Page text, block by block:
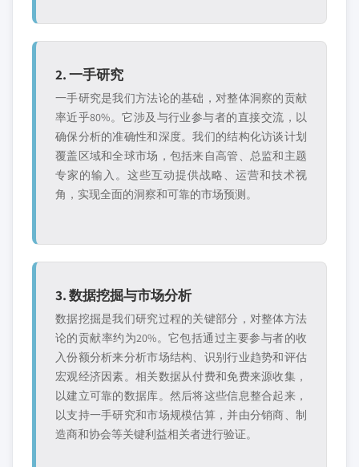
2. 一手研究
一手研究是我们方法论的基础，对整体洞察的贡献
率近乎80%。它涉及与行业参与者的直接交流，以
确保分析的准确性和深度。我们的结构化访谈计划
覆盖区域和全球市场，包括来自高管、总监和主题
专家的输入。这些互动提供战略、运营和技术视
角，实现全面的洞察和可靠的市场预测。
3. 数据挖掘与市场分析
数据挖掘是我们研究过程的关键部分，对整体方法
论的贡献率约为20%。它包括通过主要参与者的收
入份额分析来分析市场结构、识别行业趋势和评估
宏观经济因素。相关数据从付费和免费来源收集，
以建立可靠的数据库。然后将这些信息整合起来，
以支持一手研究和市场规模估算，并由分销商、制
造商和协会等关键利益相关者进行验证。